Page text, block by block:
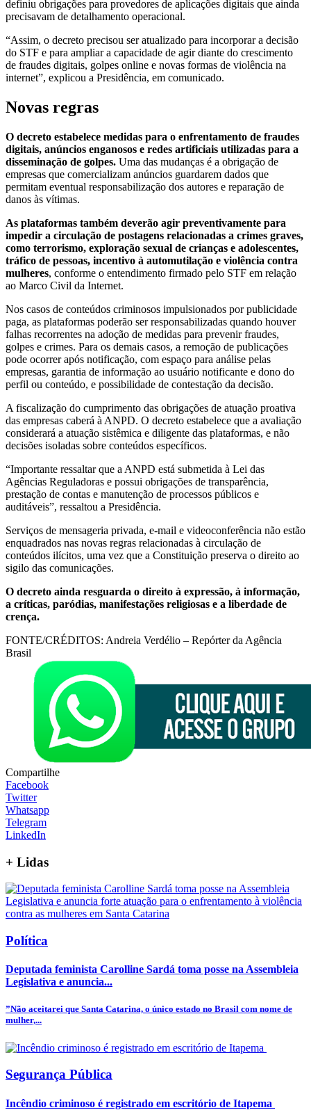
definiu obrigações para provedores de aplicações digitais que ainda
precisavam de detalhamento operacional.
“Assim, o decreto precisou ser atualizado para incorporar a decisão
do STF e para ampliar a capacidade de agir diante do crescimento
de fraudes digitais, golpes online e novas formas de violência na
internet”, explicou a Presidência, em comunicado.
Novas regras
O decreto estabelece medidas para o enfrentamento de fraudes
digitais, anúncios enganosos e redes artificiais utilizadas para a
disseminação de golpes. Uma das mudanças é a obrigação de
empresas que comercializam anúncios guardarem dados que
permitam eventual responsabilização dos autores e reparação de
danos às vítimas.
As plataformas também deverão agir preventivamente para
impedir a circulação de postagens relacionadas a crimes graves,
como terrorismo, exploração sexual de crianças e adolescentes,
tráfico de pessoas, incentivo à automutilação e violência contra
mulheres, conforme o entendimento firmado pelo STF em relação
ao Marco Civil da Internet.
Nos casos de conteúdos criminosos impulsionados por publicidade
paga, as plataformas poderão ser responsabilizadas quando houver
falhas recorrentes na adoção de medidas para prevenir fraudes,
golpes e crimes. Para os demais casos, a remoção de publicações
pode ocorrer após notificação, com espaço para análise pelas
empresas, garantia de informação ao usuário notificante e dono do
perfil ou conteúdo, e possibilidade de contestação da decisão.
A fiscalização do cumprimento das obrigações de atuação proativa
das empresas caberá à ANPD. O decreto estabelece que a avaliação
considerará a atuação sistêmica e diligente das plataformas, e não
decisões isoladas sobre conteúdos específicos.
“Importante ressaltar que a ANPD está submetida à Lei das
Agências Reguladoras e possui obrigações de transparência,
prestação de contas e manutenção de processos públicos e
auditáveis”, ressaltou a Presidência.
Serviços de mensageria privada, e-mail e videoconferência não estão
enquadrados nas novas regras relacionadas à circulação de
conteúdos ilícitos, uma vez que a Constituição preserva o direito ao
sigilo das comunicações.
O decreto ainda resguarda o direito à expressão, à informação,
a críticas, paródias, manifestações religiosas e a liberdade de
crença.
FONTE/CRÉDITOS: Andreia Verdélio – Repórter da Agência
Brasil
Compartilhe
Facebook
Twitter
Whatsapp
Telegram
LinkedIn
+ Lidas
Política
Deputada feminista Carolline Sardá toma posse na Assembleia
Legislativa e anuncia...
”Não aceitarei que Santa Catarina, o único estado no Brasil com nome de
mulher,...
Segurança Pública
Incêndio criminoso é registrado em escritório de Itapema